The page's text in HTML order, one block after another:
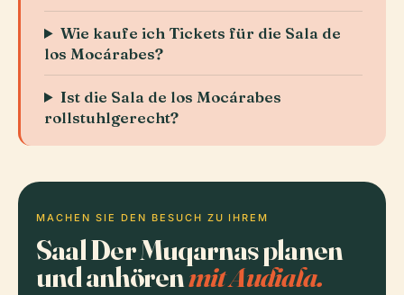
Wie kaufe ich Tickets für die Sala de
los Mocárabes?
Ist die Sala de los Mocárabes
rollstuhlgerecht?
MACHEN SIE DEN BESUCH ZU IHREM
Saal Der Muqarnas planen
und anhörenmit Audiala.